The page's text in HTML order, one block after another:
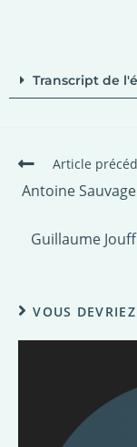
Transcript de
Article
Antoine
Guillaume
VOUS